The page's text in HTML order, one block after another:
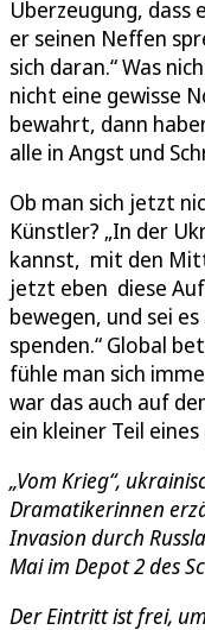
Überzeugung, dass
er seinen Neffen
sich daran.“ Was
nicht eine gewisse
bewahrt, dann
alle in Angst und
Ob man sich jetzt
Künstler? „In der
kannst, mit den
jetzt eben diese
bewegen, und sei
spenden.“ Global
fühle man sich
war das auch auf
ein kleiner Teil
„Vom Krieg“,
Dramatikerinnen
Invasion durch
Mai im Depot 2 des
Der Eintritt ist frei,